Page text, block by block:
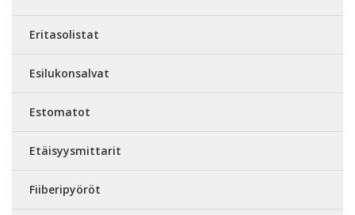
Eritasolistat
Esilukonsalvat
Estomatot
Etäisyysmittarit
Fiiberipyöröt